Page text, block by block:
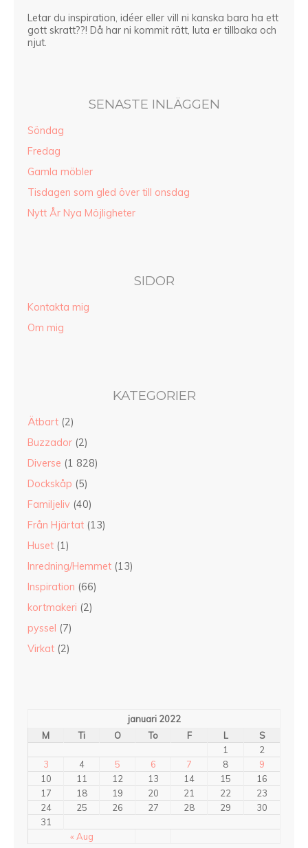
Letar du inspiration, idéer eller vill ni kanska bara ha ett
gott skratt??! Då har ni kommit rätt, luta er tillbaka och
njut.
SENASTE INLÄGGEN
Söndag
Fredag
Gamla möbler
Tisdagen som gled över till onsdag
Nytt År Nya Möjligheter
SIDOR
Kontakta mig
Om mig
KATEGORIER
Ätbart (2)
Buzzador (2)
Diverse (1 828)
Dockskåp (5)
Familjeliv (40)
Från Hjärtat (13)
Huset (1)
Inredning/Hemmet (13)
Inspiration (66)
kortmakeri (2)
pyssel (7)
Virkat (2)
januari 2022
M
Ti O To F L S
« Aug
1
2
3
4 5 6 7 8
9
10
11 12 13 14 15
16
17
18 19 20 21 22
23
24
25 26 27 28 29
30
31